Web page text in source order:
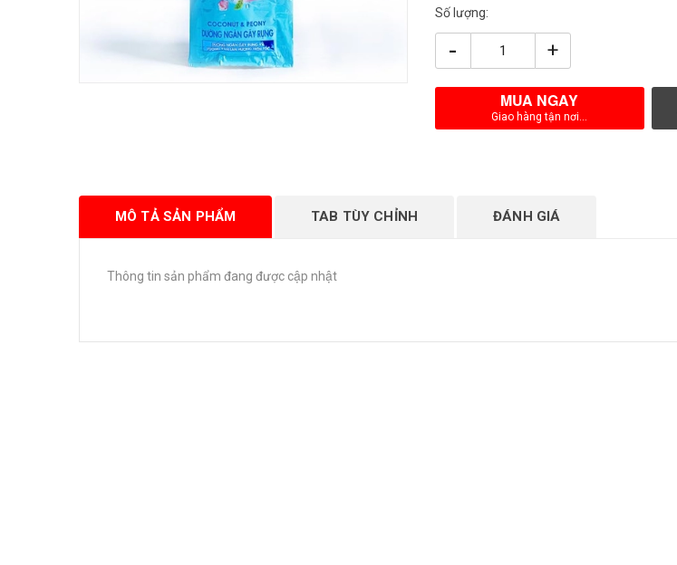
Số lượng:
- +
MUA NGAY
Giao hàng tận nơi...
MÔ TẢ SẢN PHẨM TAB TÙY CHỈNH ĐÁNH GIÁ
Thông tin sản phẩm đang được cập nhật